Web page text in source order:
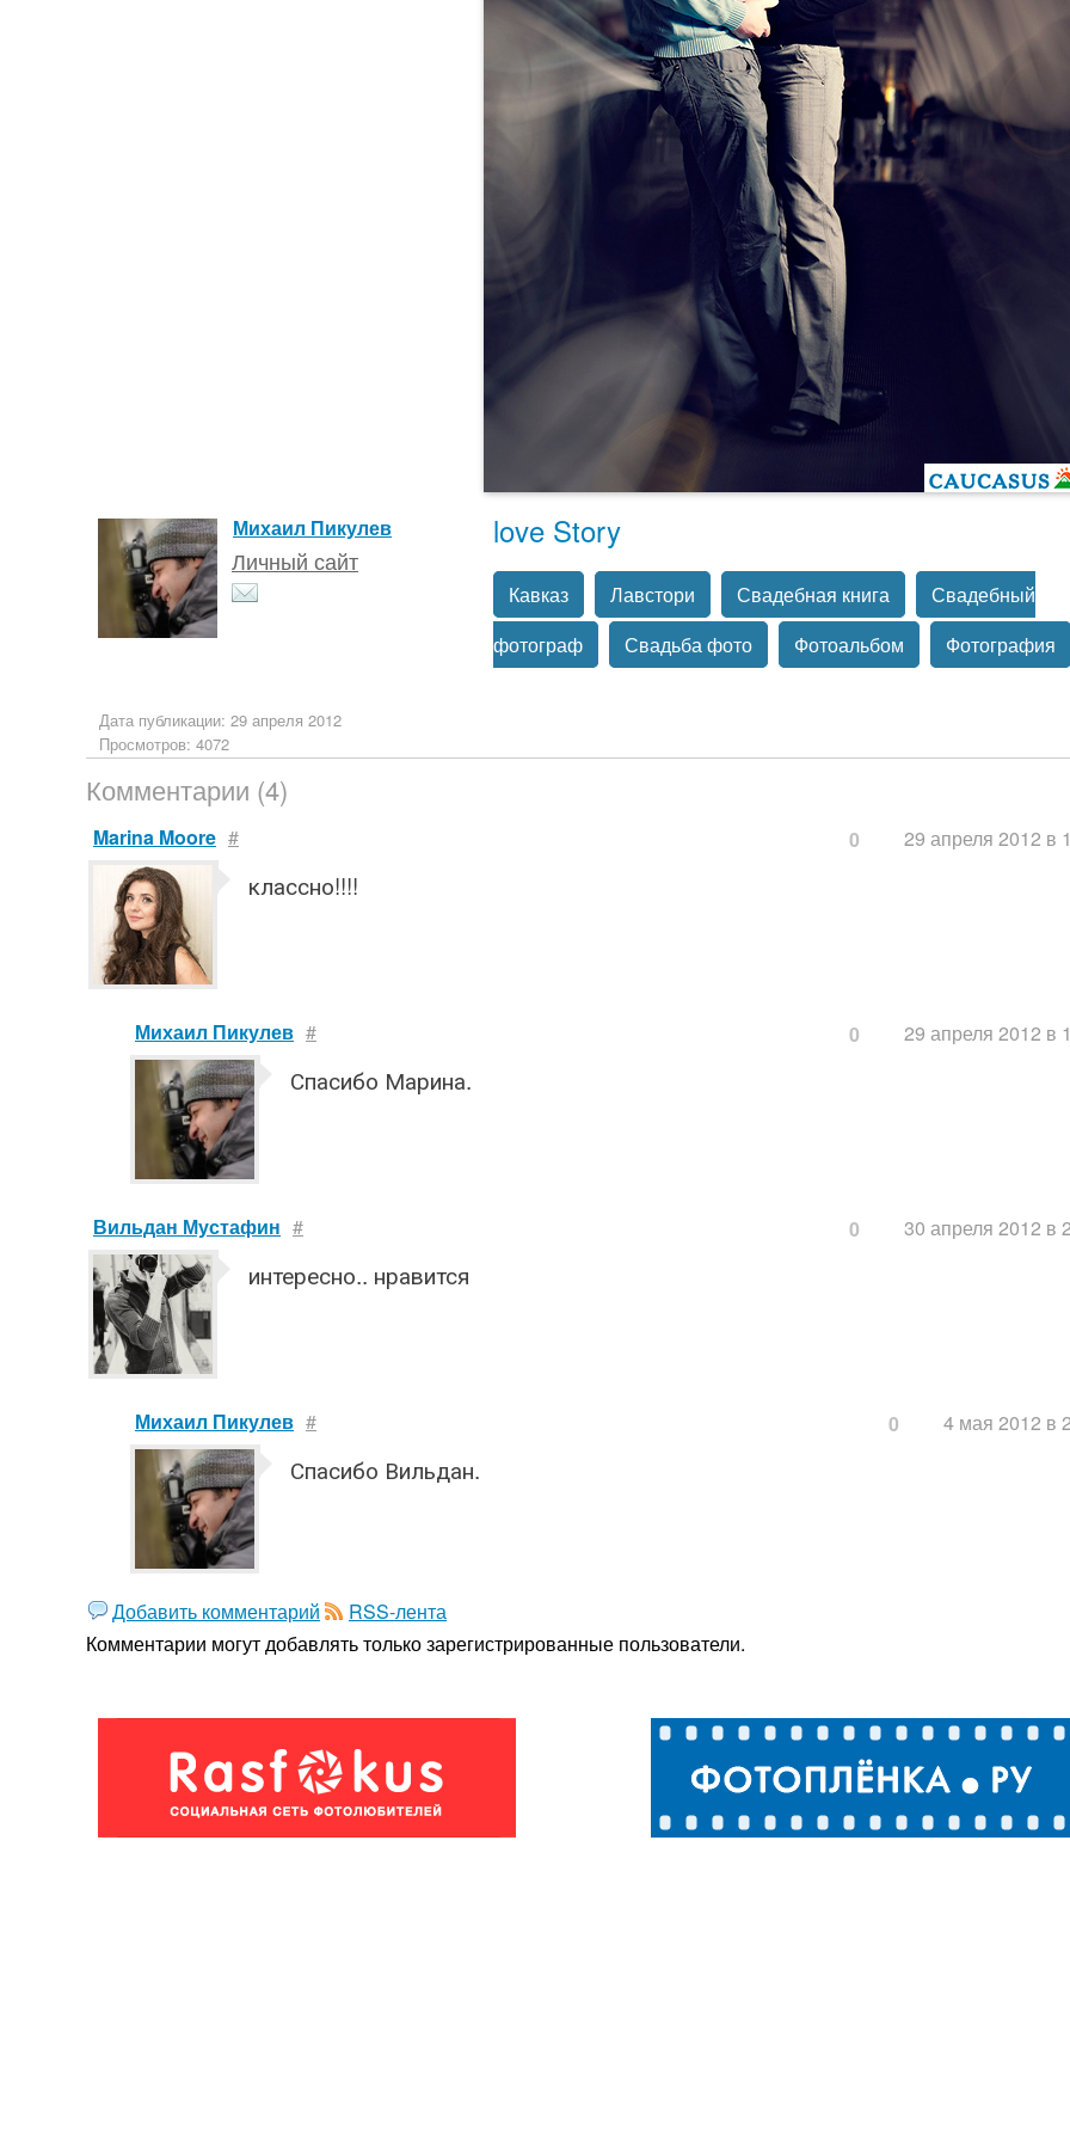
Михаил Пикулев
Личный сайт
love Story
Кавказ Лавстори Свадебная книга
Свадебный
фотограф
Свадьба фото Фотоальбом Фотография
Дата публикации: 29 апреля 2012
Просмотров: 4072
Комментарии (4)
Marina Moore # 29 апреля 2012 в
0
классно!!!!
Михаил Пикулев # 29 апреля 2012 в
0
Спасибо Марина.
Вильдан Мустафин # 30 апреля 2012 в
0
интересно.. нравится
Михаил Пикулев # 4 мая 2012 в
0
Спасибо Вильдан.
Добавить комментарий
RSS-лента
Комментарии могут добавлять толькозарегистрированные пользователи.